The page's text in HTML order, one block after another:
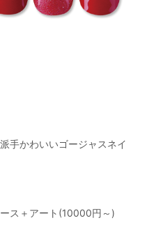
手かわいいゴージャスネイ
ス＋アート(10000円～)